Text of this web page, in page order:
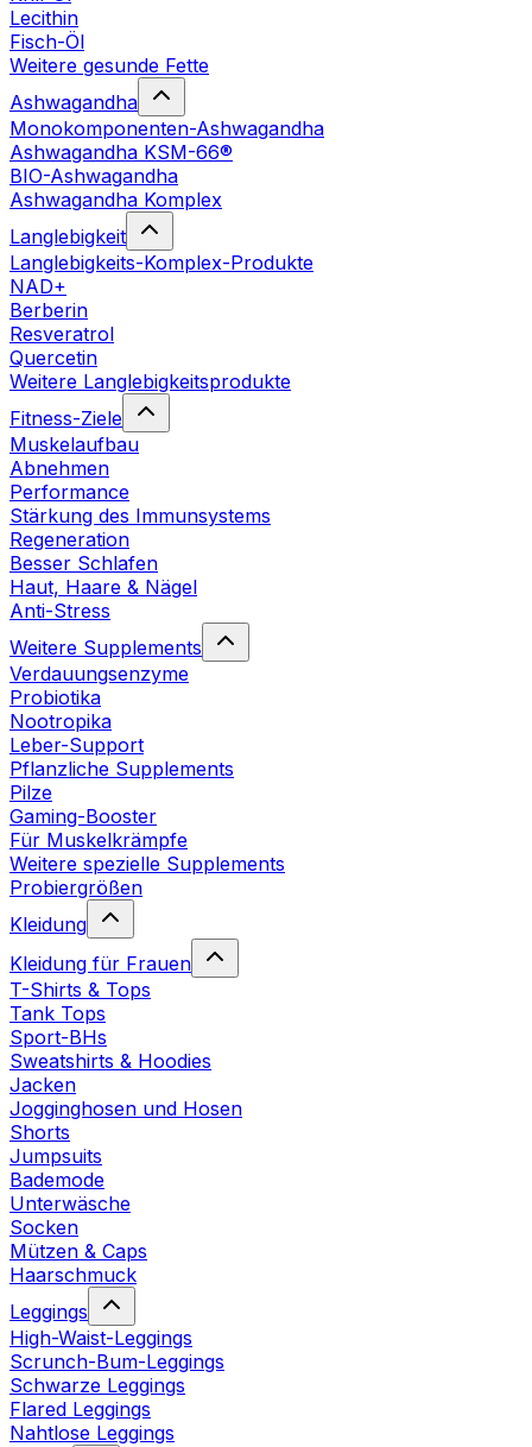
Lecithin
Fisch-Öl
Weitere gesunde Fette
Ashwagandha
Monokomponenten-Ashwagandha
Ashwagandha KSM-66®
BIO-Ashwagandha
Ashwagandha Komplex
Langlebigkeit
Langlebigkeits-Komplex-Produkte
NAD+
Berberin
Resveratrol
Quercetin
Weitere Langlebigkeitsprodukte
Fitness-Ziele
Muskelaufbau
Abnehmen
Performance
Stärkung des Immunsystems
Regeneration
Besser Schlafen
Haut, Haare & Nägel
Anti-Stress
Weitere Supplements
Verdauungsenzyme
Probiotika
Nootropika
Leber-Support
Pflanzliche Supplements
Pilze
Gaming-Booster
Für Muskelkrämpfe
Weitere spezielle Supplements
Probiergrößen
Kleidung
Kleidung für Frauen
T-Shirts & Tops
Tank Tops
Sport-BHs
Sweatshirts & Hoodies
Jacken
Jogginghosen und Hosen
Shorts
Jumpsuits
Bademode
Unterwäsche
Socken
Mützen & Caps
Haarschmuck
Leggings
High-Waist-Leggings
Scrunch-Bum-Leggings
Schwarze Leggings
Flared Leggings
Nahtlose Leggings